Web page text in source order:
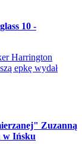
10 -
Harrington
epkę wydał
Zuzanną
w Ińsku